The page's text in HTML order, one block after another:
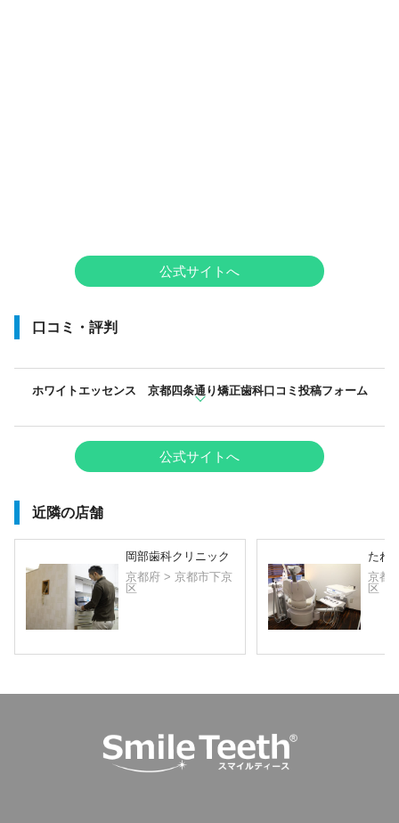
公式サイトへ
口コミ・評判
ホワイトエッセンス 京都四条通り矯正歯科口コミ投稿フォーム
公式サイトへ
近隣の店舗
岡部歯科クリニック
京都府 > 京都市下京
区
たね
京都
区